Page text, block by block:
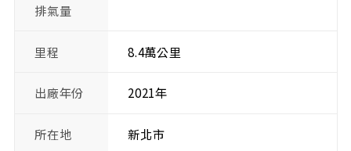
排氣量
里程 8.4萬公里
出廠年份 2021年
所在地 新北市